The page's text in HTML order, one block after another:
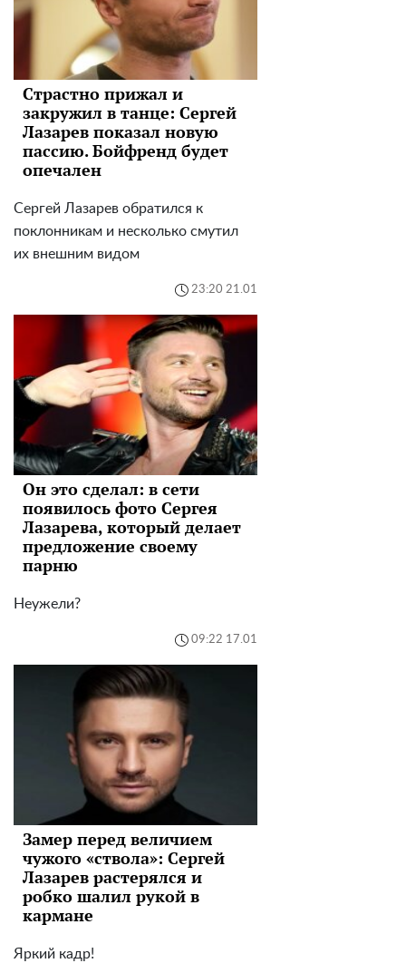
Страстно прижал и
закружил в танце: Сергей
Лазарев показал новую
пассию. Бойфренд будет
опечален
Сергей Лазарев обратился к
поклонникам и несколько смутил
их внешним видом
23:20 21.01
Он это сделал: в сети
появилось фото Сергея
Лазарева, который делает
предложение своему
парню
Неужели?
09:22 17.01
Замер перед величием
чужого «ствола»: Сергей
Лазарев растерялся и
робко шалил рукой в
кармане
Яркий кадр!